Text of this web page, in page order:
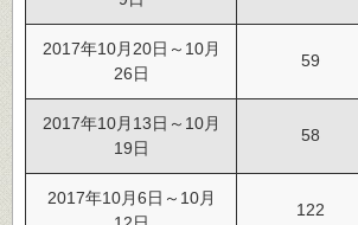
2017年10月20日～10月
26日
59
2017年10月13日～10月
19日
58
2017年10月6日～10月
122